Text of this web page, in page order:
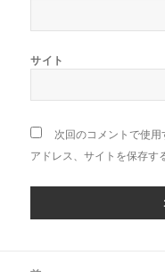
サイト
次回のコメントで使
アドレス、サイトを保存す